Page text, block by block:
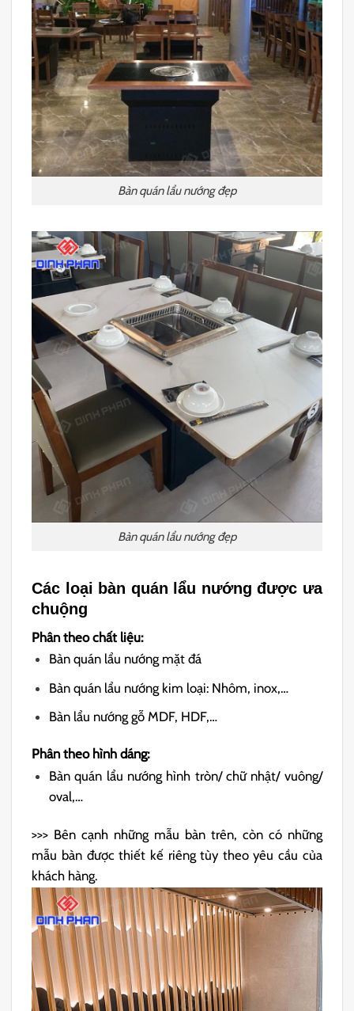
Bàn quán lẩu nướng đẹp
Bàn quán lẩu nướng đẹp
Các loại bàn quán lẩu nướng được ưa
chuộng
Phân theo chất liệu:
Bàn quán lẩu nướng mặt đá
Bàn quán lẩu nướng kim loại: Nhôm, inox,…
Bàn lẩu nướng gỗ MDF, HDF,…
Phân theo hình dáng:
Bàn quán lẩu nướng hình tròn/ chữ nhật/ vuông/
oval,…
>>> Bên cạnh những mẫu bàn trên, còn có những
mẫu bàn được thiết kế riêng tùy theo yêu cầu của
khách hàng.